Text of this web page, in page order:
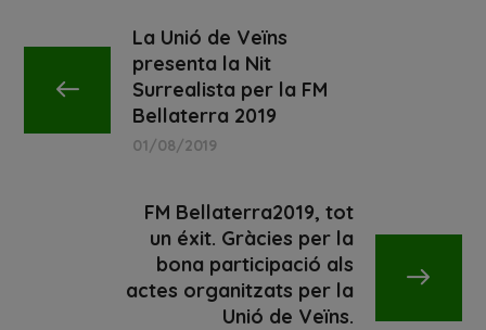
La Unió de Veïns
presenta la Nit
Surrealista per la FM
Bellaterra 2019
01/08/2019
FM Bellaterra2019, tot
un éxit. Gràcies per la
bona participació als
actes organitzats per la
Unió de Veïns.